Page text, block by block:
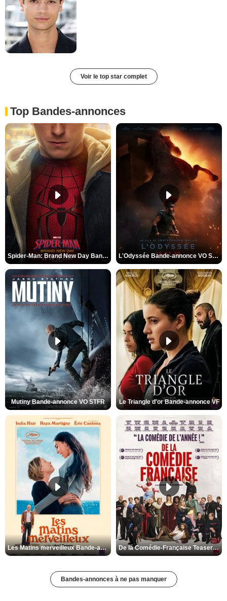
Voir le top star complet
Top Bandes-annonces
Spider-Man: Brand New Day Bande-annonce VO STFR L'Odyssée Bande-annonce VO STFR
Mutiny Bande-annonce VO STFR Le Triangle d'or Bande-annonce VF
Les Matins merveilleux Bande-annonce VF De la Comédie-Française Teaser VF
Bandes-annonces à ne pas manquer